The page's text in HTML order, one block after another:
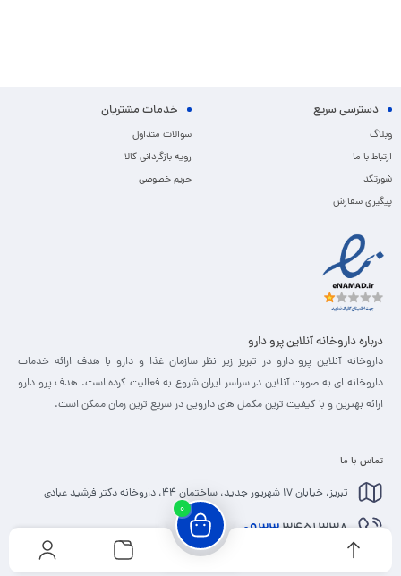
0
دسترسی سریع
وبلاگ
ارتباط با ما
شورتکد
پیگیری سفارش
خدمات مشتریان
سوالات متداول
رویه بازگردانی کالا
حریم خصوصی
درباره داروخانه آنلاین پرو دارو
داروخانه آنلاین پرو دارو در تبریز زیر نظر سازمان غذا و دارو با هدف ارائه خدمات
داروخانه ای به صورت آنلاین در سراسر ایران شروع به فعالیت کرده است. هدف پرو دارو
ارائه بهترین و با کیفیت ترین مکمل های دارویی در سریع ترین زمان ممکن است.
تماس با ما
تبریز، خیابان 17 شهریور جدید، ساختمان 44، داروخانه دکتر فرشید عبادی
09333451338
info@prodaru.ir